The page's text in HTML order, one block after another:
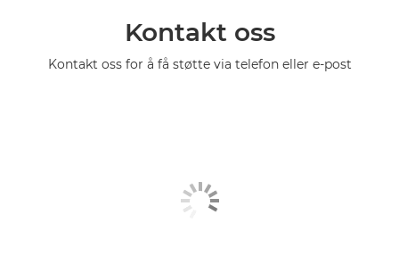
Kontakt oss
Kontakt oss for å få støtte via telefon eller e-post